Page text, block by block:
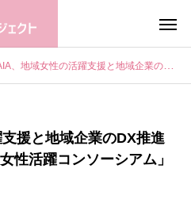
地域女性の活躍支援と地域企業のDX推進を目指す「官民連携DX女性活躍コンソーシアム」に参画
援と地域企業のDX推進
性活躍コンソーシアム」